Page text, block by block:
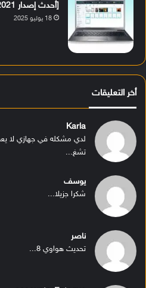
[أحدث إصدار 2021]
18 يوليو 2025
أخر التعليقات
Karla
لدي مشكله في جهازي لا
تشغ...
يوسف
شكرا جزيلا...
ناصر
تحديث هواوي 8...